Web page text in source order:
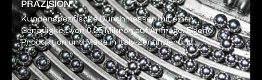
PRÄZISION
Kundenspezifische Durchmesser mit einer
Genauigkeit von 0,25 Mikron auf Anfrage. Eigene
Produktion und Made in Italy-Zertifizierung.